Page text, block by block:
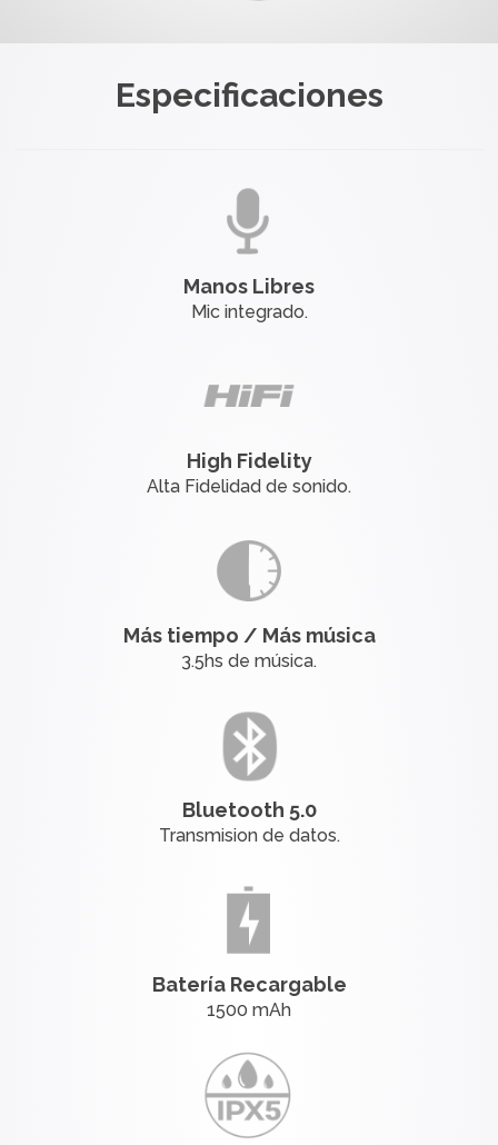
Especificaciones
Manos Libres
Mic integrado.
High Fidelity
Alta Fidelidad de sonido.
Más tiempo / Más música
3.5hs de música.
Bluetooth 5.0
Transmision de datos.
Batería Recargable
1500 mAh